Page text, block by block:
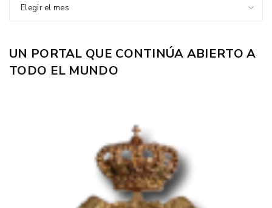
Elegir el mes
UN PORTAL QUE CONTINÚA ABIERTO A
TODO EL MUNDO